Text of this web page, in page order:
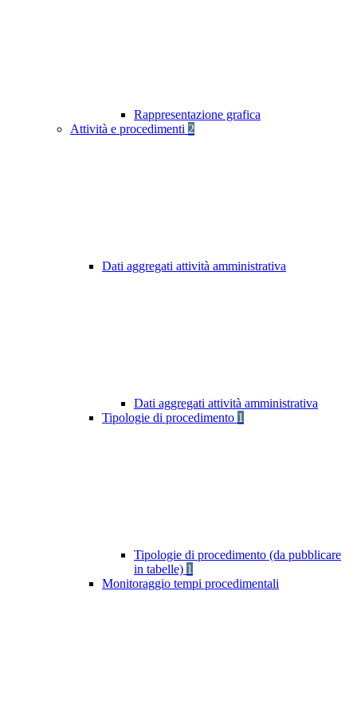
Rappresentazione grafica
Attività e procedimenti 2
Dati aggregati attività amministrativa
Dati aggregati attività amministrativa
Tipologie di procedimento 1
Tipologie di procedimento (da pubblicare
in tabelle) 1
Monitoraggio tempi procedimentali